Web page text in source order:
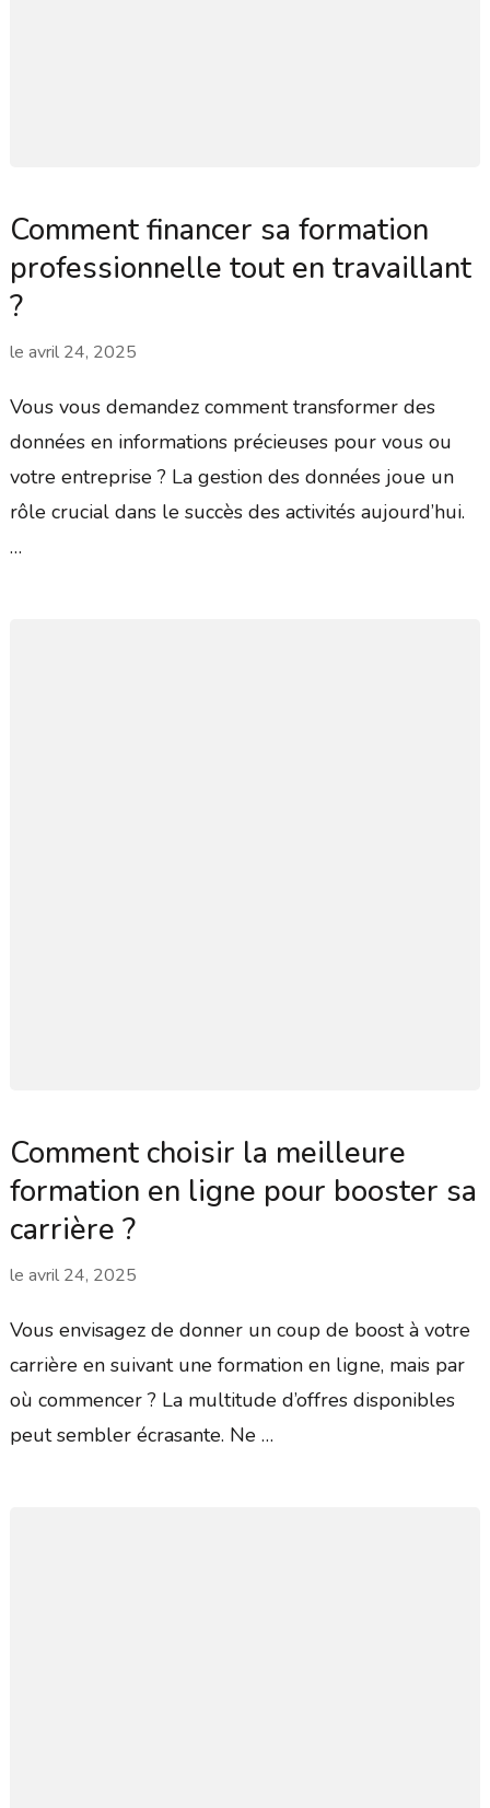
Comment financer sa formation
professionnelle tout en travaillant
?
le avril 24, 2025
Vous vous demandez comment transformer des
données en informations précieuses pour vous ou
votre entreprise ? La gestion des données joue un
rôle crucial dans le succès des activités aujourd’hui.
…
Comment choisir la meilleure
formation en ligne pour booster sa
carrière ?
le avril 24, 2025
Vous envisagez de donner un coup de boost à votre
carrière en suivant une formation en ligne, mais par
où commencer ? La multitude d’offres disponibles
peut sembler écrasante. Ne …